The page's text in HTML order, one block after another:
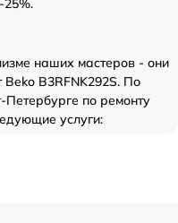
25%.
наших мастеров - они
B3RFNK292S. По
по ремонту
услуги: